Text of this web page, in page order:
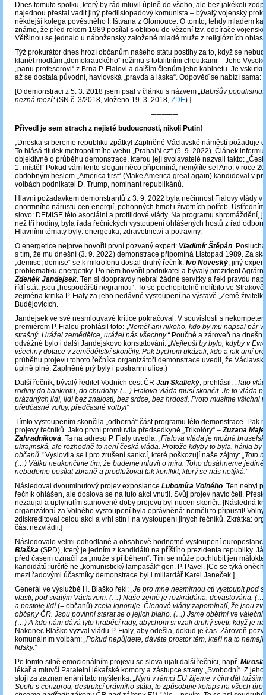
Dnes tomuto spolku, který by rád mluvil úplně do všeho, ale bez jakékoli
najednou přestal vadit jiný předlistopadový komunista – bývalý vojenský
někdejší kolega pověstného I. Ištvana z Olomouce. O tomto, tehdy mladém
známo, že před rokem 1989 posílal s oblibou do vězení tzv. odpírače
Většinou se jednalo u nábožensky založené mladé muže z religiózních
Týž prokurátor dnes hrozí občanům našeho státu postihy za to, když se
klanět modlám „demokratického“ režimu s totalitními choutkami – Jeho
„panu profesorovi“ z Brna P. Fialovi a dalším členům jeho kabinetu. Je
až se dostala původní, havlovská „pravda a láska“. Odpověď se nabízí sama:
[O demonstraci z 5. 3. 2018 jsem psal v článku s názvem „Babišův
nezná mezí“(SN č. 3/2018, vloženo 19. 3. 2018, ZDE).]
─────
Přivedl je sem strach z nejisté budoucnosti, nikoli Putin!
„Dneska si bereme republiku zpátky! Zaplněné Václavské náměstí požaduje
To hlásá titulek metropolitního webu „PrahaIN.cz“ (5. 9. 2022). Článek
objektivně o průběhu demonstrace, kterou její svolavatelé nazvali takto:
1. místě!“ Pokud vám tento slogan něco připomíná, nemýlíte se! Ano, v roce
obdobným heslem „America first“ (Make America great again) kandidoval v
volbách podnikatel D. Trump, nominant republikánů.
Hlavní požadavkem demonstrantů z 3. 9. 2022 byla nečinnost Fialovy vlády v
enormního nárůstu cen energií, pohonných hmot i životních potřeb.
slovo: DEMISE této asociální a protilidové vlády. Na programu shromáždění,
než tři hodiny, byla řada řečnických vystoupení ohlášených hostů z řad
Hlavními tématy byly: energetika, zdravotnictví a potraviny.
O energetice nejprve hovořil první pozvaný expert: Vladimír Štěpán.
s tím, že mu dnešní (3. 9. 2022) demonstrace připomíná Listopad 1989. Za
„demise, demise“ se k mikrofonu dostal druhý řečník: Ivo Noveský, jiný
problematiku energetiky. Po něm hovořil podnikatel a bývalý prezident
Zdeněk Jandejsek. Ten si doopravdy nebral žádné servítky a řekl pravdu
řídí stát, jsou „hospodářští negramoti“. To se pochopitelně nelíbilo ve
zejména kritika P. Fialy za jeho nedávné vystoupení na výstavě „Země
Budějovicích.
Jandejsek ve své nesmlouvavé kritice pokračoval. V souvislosti s
premiérem P. Fialou prohlásil toto: „Neměl ani nikoho, kdo by mu napsal pár
strašný. Urážel zemědělce, urážel nás všechny.“ Poučné a zároveň na
odvážné bylo i další Jandejskovo konstatování: „Nejlepší by bylo, kdyby v
všechny dotace v zemědělství skončily. Pak bychom ukázali, kdo a jak umí
průběhu projevu tohoto řečníka organizátoři demonstrace uvedli, že
úplně plné. Zaplněné prý byly i postranní ulice.)
Další řečník, bývalý ředitel Vodních cest ČR Jan Skalický, prohlásil: „Tato
rodiny do bankrotu, do chudoby. (…) Fialova vláda musí skončit. Je to vláda
prázdných lidí, lidí bez znalostí, bez srdce, bez hrdosti. Proto musíme všichni
předčasné volby, předčasné volby!“
Tímto vystoupením skončila „odborná“ část programu této demonstrace. Pak
projevy řečníků. Jako první promluvila předsedkyně „Trikolóry“ –Zuzana
Zahradníková. Ta na adresu P. Fialy uvedla: „Fialova vláda je možná
ukrajinská, ale rozhodně to není česká vláda. Protože kdyby to byla, hájila by
občanů.“Vyslovila se i pro zrušení sankcí, které poškozují naše zájmy: „Toto
(…) Válku neukončíme tím, že budeme mluvit o míru. Toho dosáhneme jedině
nebudeme posílat zbraně a prodlužovat tak konflikt, který se nás netýká.“
Následoval dvouminutový projev exposlance Lubomíra Volného. Ten nebyl
řečník ohlášen, ale doslova se na tuto akci vnutil. Svůj projev navíc četl.
nezaujal a uplynutím stanovené doby projevu byl nucen skončit. [Následná
organizátorů za Volného vystoupení byla oprávněná: neměli to připustit!
zdiskreditoval celou akci a vrhl stín i na vystoupení jiných řečníků. Zkrátka:
část nezvládli.]
Následovalo velmi odhodlané a obsahově hodnotné vystoupení
Blaška (SPD), který je jedním z kandidátů na příštího prezidenta republiky. Já
před časem označil za „muže s příběhem“. Tím se může pochlubit jen
kandidátů: určitě ne „komunistický lampasák“ gen. P. Pavel. [Co se týká
mezi řadovými účastníky demonstrace byl i miliardář Karel Janeček.]
Generál ve výslužbě H. Blaško řekl: „Je pro mne nesmírnou ctí vystoupit pod
vlasti, pod svatým Václavem. (…) Naše země je rozkrádána, devastována.
a postoje lidí (= občanů) zcela ignoruje. Členové vlády zapomínají, že jsou
občany ČR. Jsou povinni starat se o jejich blaho. (…) Jsme oběťmi ve
(…) A kdo nám dává tyto hraběcí rady, abychom si vzali druhý svetr, když je
Nakonec Blaško vyzval vládu P. Fialy, aby odešla, dokud je čas. Zároveň
komunálním volbám: „Pokud nepůjdete, dáváte prostor těm, kteří na to
lidsky.“
Po tomto silně emocionálním projevu se slova ujali další řečníci, např.
lékař a mluvčí Paralelní lékařské komory a zástupce strany „Svobodní“. Z
stojí za zaznamenání tato myšlenka: „Nyní v rámci EU žijeme v čím dál tužším
Spolu s cenzurou, destrukcí právního státu, to způsobuje kolaps na všech